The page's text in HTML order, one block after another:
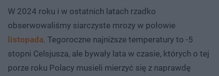
W 2024 roku i w ostatnich latach rzadko
obserwowaliśmy siarczyste mrozy w połowie
listopada. Tegoroczne najniższe temperatury to -5
stopni Celsjusza, ale bywały lata w czasie, których o tej
porze roku Polacy musieli mierzyć się z naprawdę